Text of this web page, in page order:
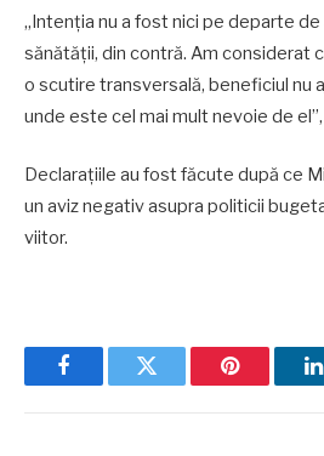
„Intenția nu a fost nici pe departe de
sănătății, din contră. Am considerat
o scutire transversală, beneficiul nu
unde este cel mai mult nevoie de
Declarațiile au fost făcute după ce
un aviz negativ asupra politicii
viitor.
FacebookTwitter Pinterest